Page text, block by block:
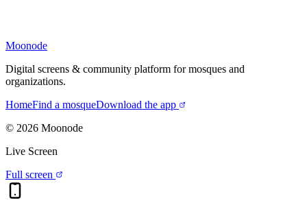
Moonode
Digital screens & community platform for mosques and
organizations.
HomeFind a mosqueDownload the app
© 2026 Moonode
Live Screen
Full screen